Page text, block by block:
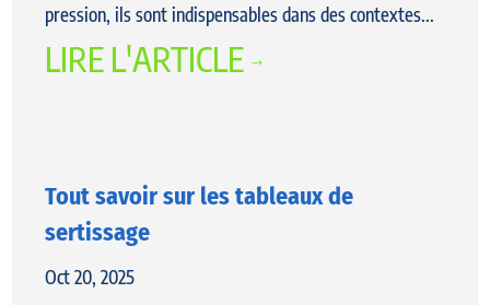
pression, ils sont indispensables dans des contextes...
LIRE L'ARTICLE $
Tout savoir sur les tableaux de
sertissage
Oct 20, 2025